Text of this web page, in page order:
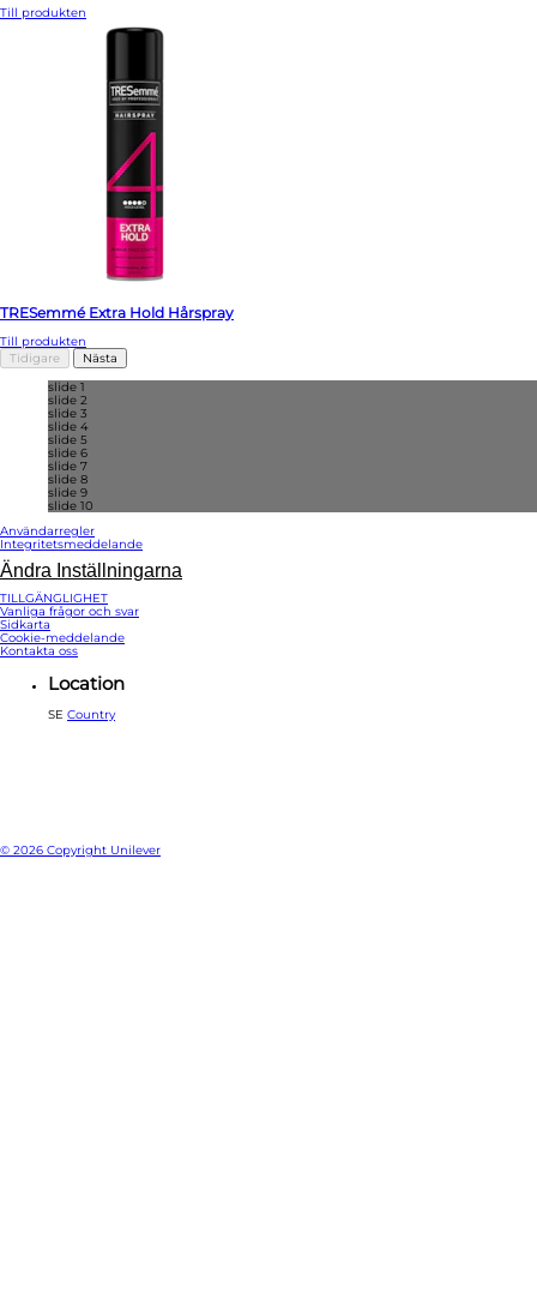
Till produkten
TRESemmé Extra Hold Hårspray
Till produkten
Tidigare
Nästa
slide 1
slide 2
slide 3
slide 4
slide 5
slide 6
slide 7
slide 8
slide 9
slide 10
Användarregler
Integritetsmeddelande
Ändra Inställningarna
TILLGÄNGLIGHET
Vanliga frågor och svar
Sidkarta
Cookie-meddelande
Kontakta oss
Location
SE Country
© 2026 Copyright Unilever